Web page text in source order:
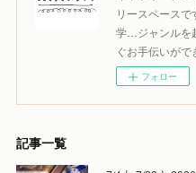
リースペース
学…ジャンルを
ぐお手伝いがで
フォロー
記事一覧